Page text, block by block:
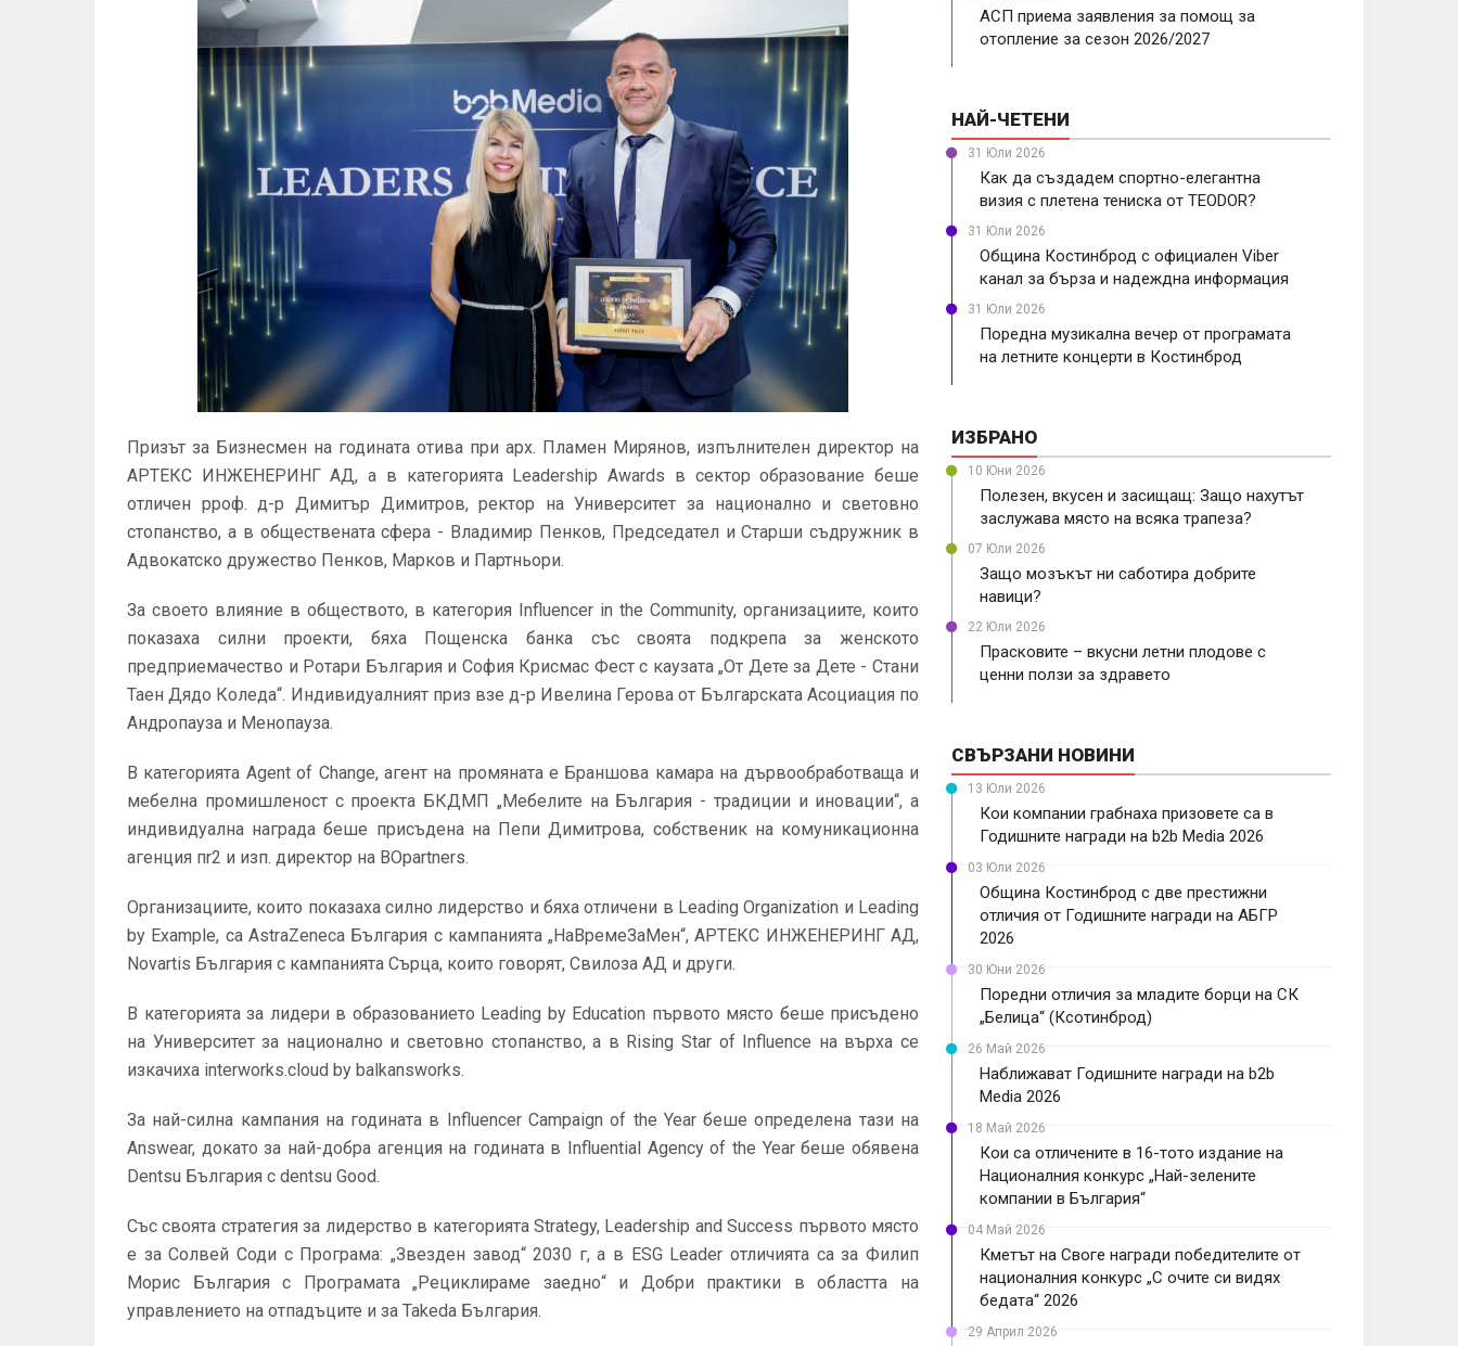
Призът за Бизнесмен на годината отива при арх. Пламен Мирянов, изпълнителен директор на
АРТЕКС ИНЖЕНЕРИНГ АД, а в категорията Leadership Awards в сектор образование беше
отличен pроф. д-р Димитър Димитров, ректор на Университет за национално и световно
стопанство, а в обществената сфера - Владимир Пенков, Председател и Старши съдружник в
Адвокатско дружество Пенков, Марков и Партньори.
За своето влияние в обществото, в категория Influencer in the Community, организациите, които
показаха силни проекти, бяха Пощенска банка със своята подкрепа за женското
предприемачество и Ротари България и София Крисмас Фест с каузата „От Дете за Дете - Стани
Таен Дядо Коледа“. Индивидуалният приз взе д-р Ивелина Герова от Българската Асоциация по
Андропауза и Менопауза.
В категорията Agent of Change, агент на промяната е Браншова камара на дървообработваща и
мебелна промишленост с проекта БКДМП „Мебелите на България - традиции и иновации“, а
индивидуална награда беше присъдена на Пепи Димитрова, собственик на комуникационна
агенция пr2 и изп. директор на BOpartners.
Организациите, които показаха силно лидерство и бяха отличени в Leading Organization и Leading
by Example, са AstraZeneca България с кампанията „НаВремеЗаМен“, АРТЕКС ИНЖЕНЕРИНГ АД,
Novartis България с кампанията Сърца, които говорят, Свилоза АД и други.
В категорията за лидери в образованието Leading by Education първото място беше присъдено
на Университет за национално и световно стопанство, а в Rising Star of Influence на върха се
изкачиха interworks.cloud by balkansworks.
За най-силна кампания на годината в Influencer Campaign of the Year беше определена тази на
Answear, докато за най-добра агенция на годината в Influential Agency of the Year беше обявена
Dentsu България с dentsu Good.
Със своята стратегия за лидерство в категорията Strategy, Leadership and Success първото място
е за Солвей Соди с Програма: „Звезден завод“ 2030 г, а в ESG Leader отличията са за Филип
Морис България с Програмата „Рециклираме заедно“ и Добри практики в областта на
управлението на отпадъците и за Takeda България.
АСП приема заявления за помощ за
отопление за сезон 2026/2027
НАЙ-ЧЕТЕНИ
31 Юли 2026
Как да създадем спортно-елегантна
визия с плетена тениска от TEODOR?
31 Юли 2026
Община Костинброд с официален Viber
канал за бърза и надеждна информация
31 Юли 2026
Поредна музикална вечер от програмата
на летните концерти в Костинброд
ИЗБРАНО
10 Юни 2026
Полезен, вкусен и засищащ: Защо нахутът
заслужава място на всяка трапеза?
07 Юли 2026
Защо мозъкът ни саботира добрите
навици?
22 Юли 2026
Прасковите – вкусни летни плодове с
ценни ползи за здравето
СВЪРЗАНИ НОВИНИ
13 Юли 2026
Кои компании грабнаха призовете са в
Годишните награди на b2b Media 2026
03 Юли 2026
Община Костинброд с две престижни
отличия от Годишните награди на АБГР
2026
30 Юни 2026
Поредни отличия за младите борци на СК
„Белица“ (Ксотинброд)
26 Май 2026
Наближават Годишните награди на b2b
Media 2026
18 Май 2026
Кои са отличените в 16-тото издание на
Националния конкурс „Най-зелените
компании в България“
04 Май 2026
Кметът на Своге награди победителите от
националния конкурс „С очите си видях
бедата“ 2026
29 Април 2026